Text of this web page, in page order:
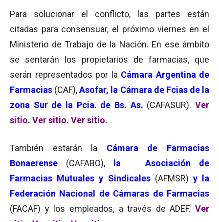
Para solucionar el conflicto, las partes están
citadas para consensuar, el próximo viernes en el
Ministerio de Trabajo de la Nación. En ese ámbito
se sentarán los propietarios de farmacias, que
serán representados por la Cámara Argentina de
Farmacias (CAF),Asofar, la Cámara de Fcias de la
zona Sur de la Pcia. de Bs. As. (CAFASUR). Ver
sitio. Ver sitio. Ver sitio.
También estarán la Cámara de Farmacias
Bonaerense (CAFABO),
la Asociación de
Farmacias Mutuales y Sindicales (AFMSR) y la
Federación Nacional de Cámaras de Farmacias
(FACAF) y los empleados, a través de ADEF. Ver